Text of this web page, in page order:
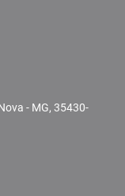
- MG, 35430-